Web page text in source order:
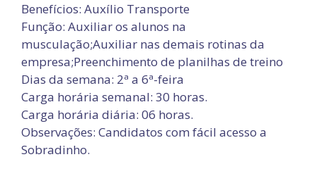
Benefícios: Auxílio Transporte
Função: Auxiliar os alunos na
musculação;Auxiliar nas demais rotinas da
empresa;Preenchimento de planilhas de treino
Dias da semana: 2ª a 6ª-feira
Carga horária semanal: 30 horas.
Carga horária diária: 06 horas.
Observações: Candidatos com fácil acesso a
Sobradinho.